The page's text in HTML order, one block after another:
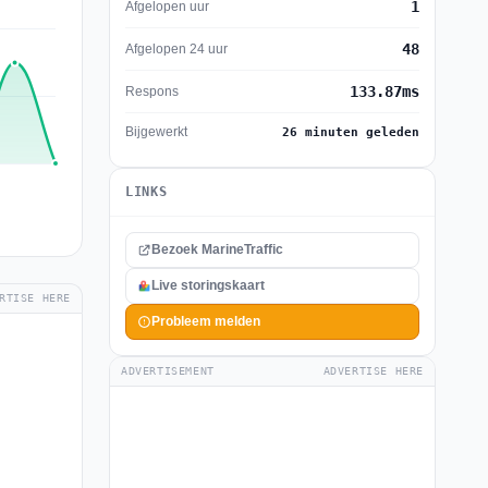
HERE
Afgelopen uur 1
Afgelopen 24 uur 48
Respons 133.87ms
Bijgewerkt 26 minuten geleden
LINKS
Bezoek MarineTraffic
Live storingskaart
Probleem melden
ADVERTISEMENT ADVERTISE HERE